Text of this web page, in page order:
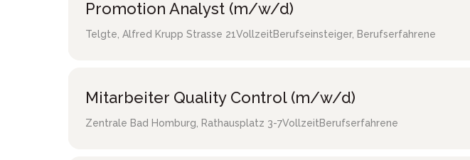
Promotion Analyst (m/w/d)
Telgte Alfred Krupp Strasse 21VollzeitBerufseinsteiger, Berufserfahrene
Mitarbeiter Quality Control (m/w/d)
Zentrale Bad Homburg Rathausplatz 3-7VollzeitBerufserfahrene